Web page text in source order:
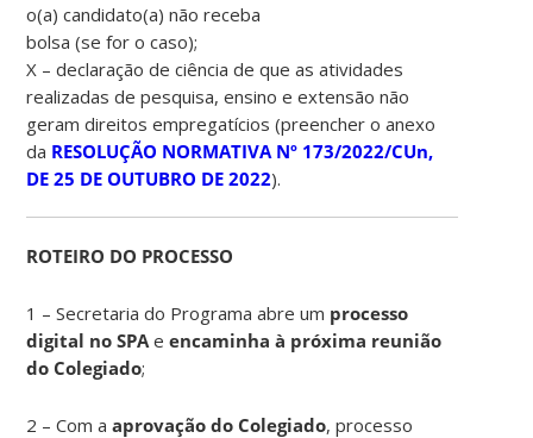
o(a) candidato(a) não receba
bolsa (se for o caso);
X – declaração de ciência de que as atividades
realizadas de pesquisa, ensino e extensão não
geram direitos empregatícios (preencher o anexo
da RESOLUÇÃO NORMATIVA Nº 173/2022/CUn,
DE 25 DE OUTUBRO DE 2022).
ROTEIRO DO PROCESSO
1 – Secretaria do Programa abre um processo
digital no SPA eencaminha à próxima reunião
do Colegiado;
2 – Com aaprovação do Colegiado, processo